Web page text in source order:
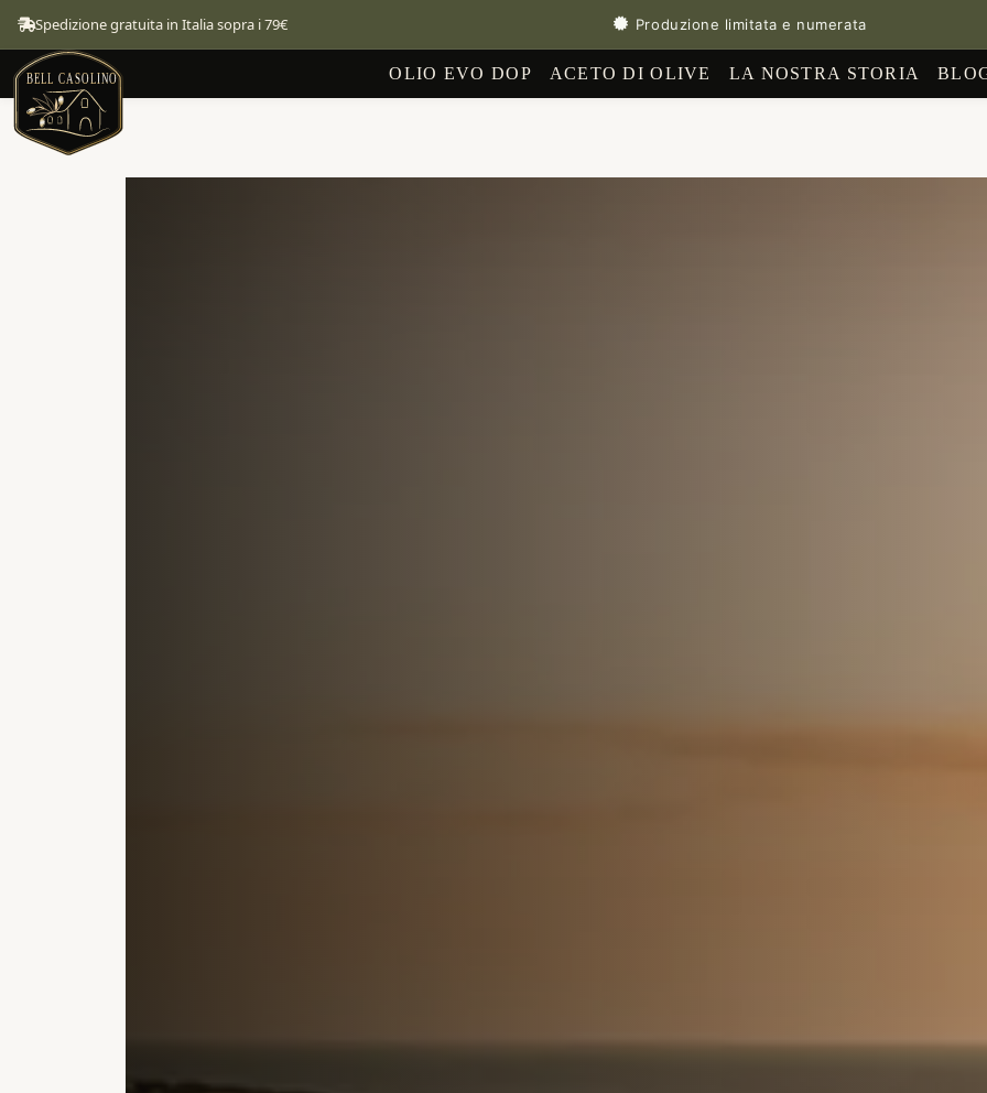
Spedizione gratuita in Italia sopra i 79€ Produzione limitata e numerata
OLIO EVO DOP ACETO DI OLIVE LA NOSTRA STORIA